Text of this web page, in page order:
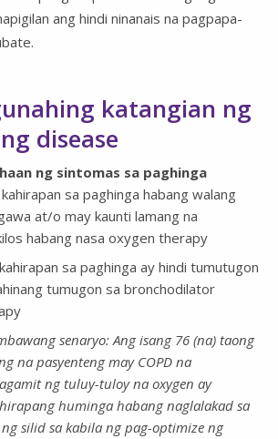
ang hindi ninanais na pagpapa-
katangian ng
disease
ng sintomas sa paghinga
sa paghinga habang walang
at/o may kaunti lamang na
habang nasa oxygen therapy
sa paghinga ay hindi tumutugon
tumugon sa bronchodilator
senaryo: Ang isang 76 (na) taong
na pasyenteng may COPD na
ng tuluy-tuloy na oxygen ay
huminga habang naglalakad sa
silid sa kabila ng pag-optimize ng